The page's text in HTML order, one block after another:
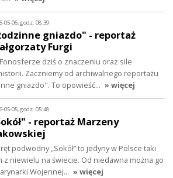
05-06, godz. 08:39
gniazdo" - reportaż
Furgi
dziś o znaczeniu oraz sile
Zaczniemy od archiwalnego reportażu
gniazdo". To opowieść… » więcej
05-05, godz. 05:48
- reportaż Marzeny
podwodny „Sokół” to jedyny w Polsce taki
niewielu na świecie. Od niedawna można go
Wojennej… » więcej